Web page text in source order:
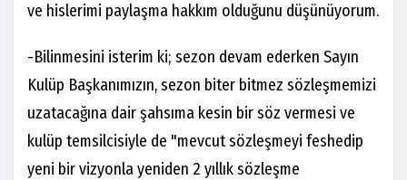
ve hislerimi paylaşma hakkım olduğunu düşünüyorum.
-Bilinmesini isterim ki; sezon devam ederken Sayın
Kulüp Başkanımızın, sezon biter bitmez sözleşmemizi
uzatacağına dair şahsıma kesin bir söz vermesi ve
kulüp temsilcisiyle de "mevcut sözleşmeyi feshedip
yeni bir vizyonla yeniden 2 yıllık sözleşme